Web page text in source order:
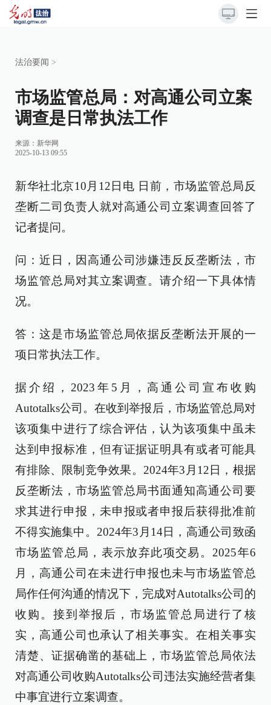
法治要闻 >
市场监管总局：对高通公司立案
调查是日常执法工作
来源： 新华网
2025-10-13 09:55
新华社北京10月12日电 日前，市场监管总局反
垄断二司负责人就对高通公司立案调查回答了
记者提问。
问：近日，因高通公司涉嫌违反反垄断法，市
场监管总局对其立案调查。请介绍一下具体情
况。
答：这是市场监管总局依据反垄断法开展的一
项日常执法工作。
据介绍，2023年5月，高通公司宣布收购
Autotalks公司。在收到举报后，市场监管总局对
该项集中进行了综合评估，认为该项集中虽未
达到申报标准，但有证据证明具有或者可能具
有排除、限制竞争效果。2024年3月12日，根据
反垄断法，市场监管总局书面通知高通公司要
求其进行申报，未申报或者申报后获得批准前
不得实施集中。2024年3月14日，高通公司致函
市场监管总局，表示放弃此项交易。2025年6
月，高通公司在未进行申报也未与市场监管总
局作任何沟通的情况下，完成对Autotalks公司的
收购。接到举报后，市场监管总局进行了核
实，高通公司也承认了相关事实。在相关事实
清楚、证据确凿的基础上，市场监管总局依法
对高通公司收购Autotalks公司违法实施经营者集
中事宜进行立案调查。